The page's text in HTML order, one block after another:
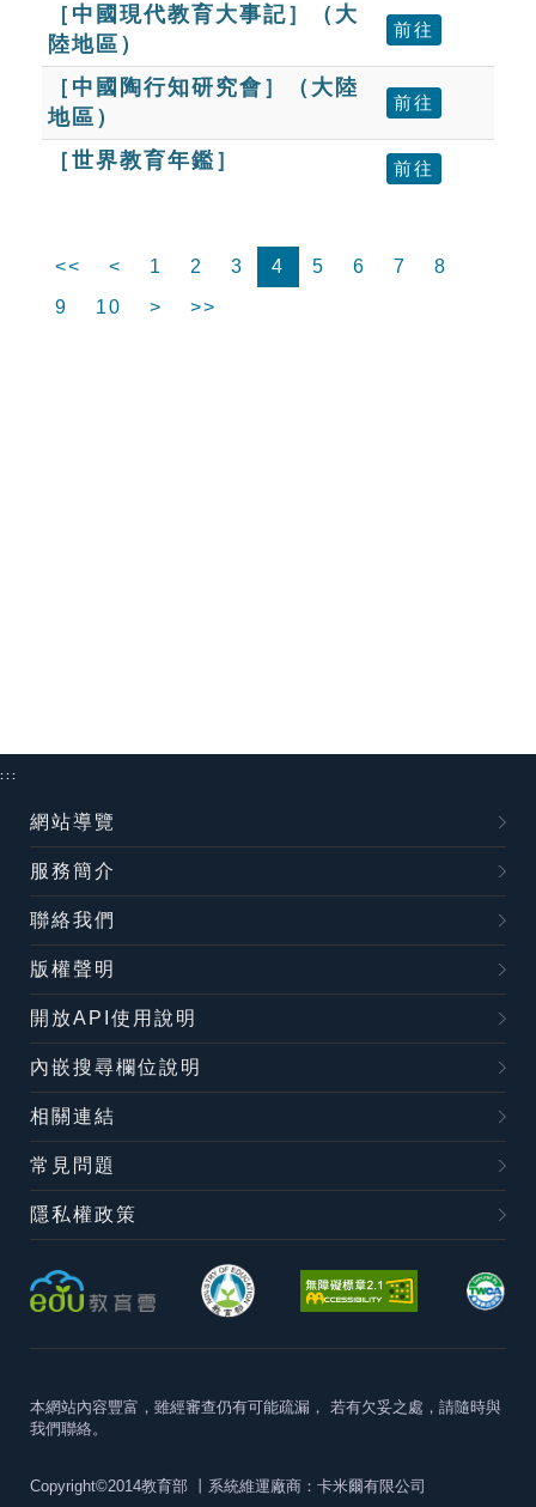
［中國現代教育大事記］（大
陸地區）
前往
［中國陶行知研究會］（大陸
地區）
前往
［世界教育年鑑］ 前往
<< < 1 2 3 4 5 6 7
8
9
10 > >>
:::
網站導覽
服務簡介
聯絡我們
版權聲明
開放API使用說明
內嵌搜尋欄位說明
相關連結
常見問題
隱私權政策
本網站內容豐富，雖經審查仍有可能疏漏， 若有欠妥之處，請隨時與
我們聯絡。
Copyright©2014教育部 丨系統維運廠商：卡米爾有限公司